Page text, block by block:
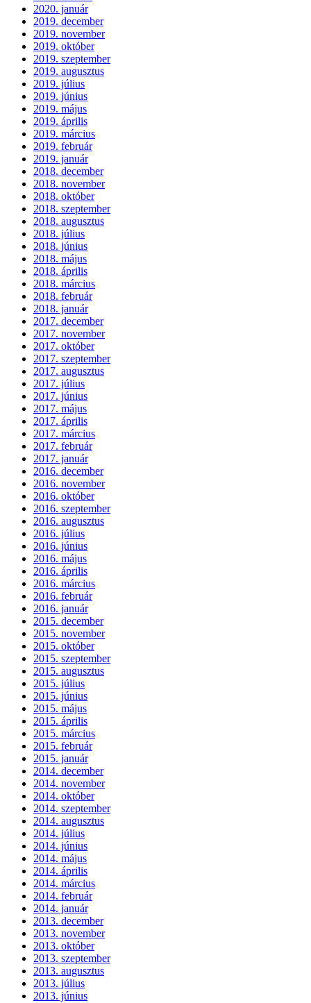
2020. január
2019. december
2019. november
2019. október
2019. szeptember
2019. augusztus
2019. július
2019. június
2019. május
2019. április
2019. március
2019. február
2019. január
2018. december
2018. november
2018. október
2018. szeptember
2018. augusztus
2018. július
2018. június
2018. május
2018. április
2018. március
2018. február
2018. január
2017. december
2017. november
2017. október
2017. szeptember
2017. augusztus
2017. július
2017. június
2017. május
2017. április
2017. március
2017. február
2017. január
2016. december
2016. november
2016. október
2016. szeptember
2016. augusztus
2016. július
2016. június
2016. május
2016. április
2016. március
2016. február
2016. január
2015. december
2015. november
2015. október
2015. szeptember
2015. augusztus
2015. július
2015. június
2015. május
2015. április
2015. március
2015. február
2015. január
2014. december
2014. november
2014. október
2014. szeptember
2014. augusztus
2014. július
2014. június
2014. május
2014. április
2014. március
2014. február
2014. január
2013. december
2013. november
2013. október
2013. szeptember
2013. augusztus
2013. július
2013. június